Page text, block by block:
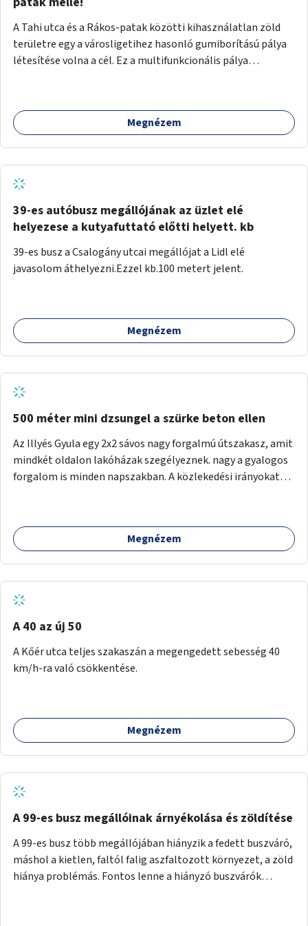
A Tahi utca és a Rákos-patak közötti kihasználatlan zöld
területre egy a városligetihez hasonló gumiborítású pálya
létesítése volna a cél. Ez a multifunkcionális pálya
Megnézem
39-es autóbusz megállójának az üzlet elé
helyezese a kutyafuttató előtti helyett. kb
39-es busz a Csalogány utcai megállójat a Lidl elé
javasolom áthelyezni.Ezzel kb.100 metert jelent.
Megnézem
500 méter mini dzsungel a szürke beton ellen
Az Illyés Gyula egy 2x2 sávos nagy forgalmú útszakasz, amit
mindkét oldalon lakóházak szegélyeznek. nagy a gyalogos
forgalom is minden napszakban. A közlekedési irányokat
szintű növényzettel, öntözőrendszerrel, esetleg
valamilyen vizes attrakcióval ami végfut mind az 500m-en.
Megnézem
A 40 az új 50
A Kőér utca teljes szakaszán a megengedett sebesség 40
km/h-ra való csökkentése.
Megnézem
A 99-es busz megállóinak árnyékolása és zöldítése
A 99-es busz több megállójában hiányzik a fedett buszváró,
máshol a kietlen, faltól falig aszfaltozott környezet, a zöld
hiánya problémás. Fontos lenne a hiányzó buszvárók